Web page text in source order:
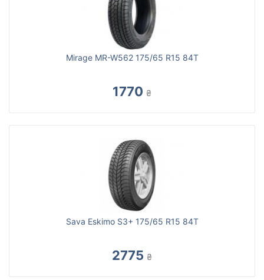
Mirage MR-W562 175/65 R15 84T
1770 ₴
Sava Eskimo S3+ 175/65 R15 84T
2775 ₴